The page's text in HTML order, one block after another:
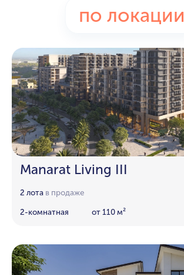
по локации
Manarat Living III
2 лота в продаже
2-комнатная от 110 м²